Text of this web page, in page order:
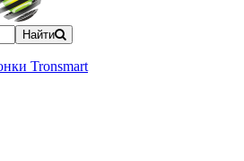
Найти
Tronsmart